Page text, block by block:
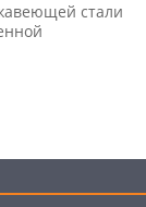
стали